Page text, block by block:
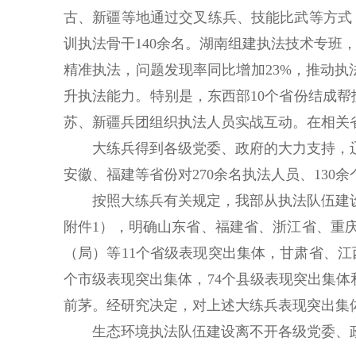
古、新疆等地通过交叉练兵、技能比武等方
训执法骨干140余名。湖南组建执法技术专班
精准执法，问题发现率同比增加23%，推动
升执法能力。特别是，东西部10个省份结成
苏、新疆兵团组织执法人员实战互动。在相
大练兵得到各级党委、政府的大力支持，
安徽、福建等省份对270余名执法人员、130
按照大练兵有关规定，我部从执法队伍建
附件1），明确山东省、福建省、浙江省、
（局）等11个省级表现突出集体，甘肃省、
个市级表现突出集体，74个县级表现突出集
前茅。经研究决定，对上述大练兵表现突出
生态环境执法队伍建设离不开各级党委、